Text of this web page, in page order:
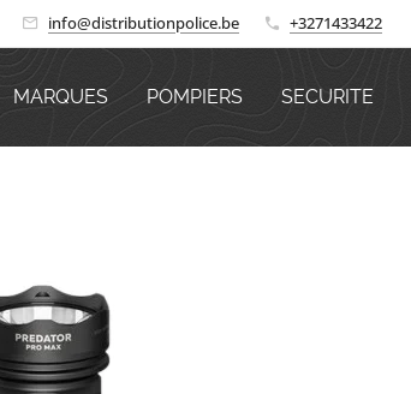
info@distributionpolice.be +3271433422
MARQUES POMPIERS SECURITE